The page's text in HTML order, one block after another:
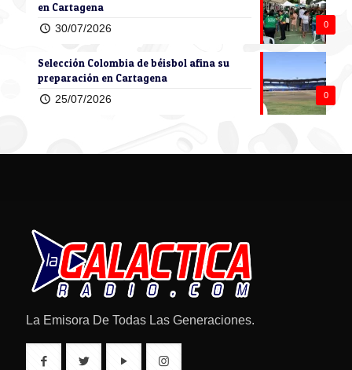
0
en Cartagena
30/07/2026
0
Selección Colombia de béisbol afina su
preparación en Cartagena
25/07/2026
La Emisora De Todas Las Generaciones.